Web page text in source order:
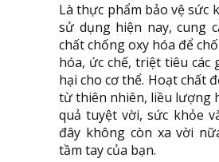
Là thực phẩm bảo vệ sức
sử dụng hiện nay, cung
chất chống oxy hóa để
hóa, ức chế, triệt tiêu các
hại cho cơ thể. Hoạt chất
từ thiên nhiên, liều lượng
quả tuyệt vời, sức khỏe
đây không còn xa vời
tầm tay của bạn.